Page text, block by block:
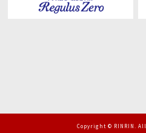
Copyright © RINRIN.